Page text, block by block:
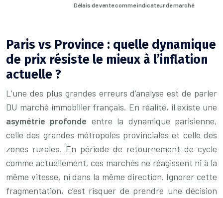
Délais de vente comme indicateur de marché
Paris vs Province : quelle dynamique
de prix résiste le mieux à l’inflation
actuelle ?
L’une des plus grandes erreurs d’analyse est de parler
DU marché immobilier français. En réalité, il existe une
asymétrie profonde entre la dynamique parisienne,
celle des grandes métropoles provinciales et celle des
zones rurales. En période de retournement de cycle
comme actuellement, ces marchés ne réagissent ni à la
même vitesse, ni dans la même direction. Ignorer cette
fragmentation, c’est risquer de prendre une décision